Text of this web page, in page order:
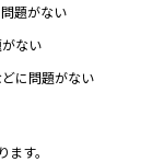
題がない
ない
に問題がない
す。